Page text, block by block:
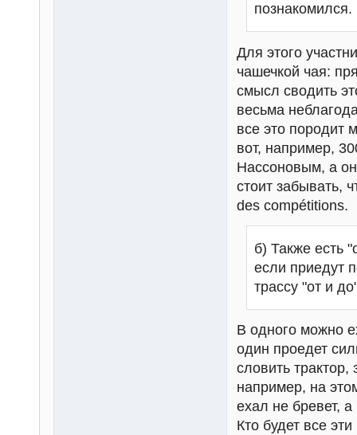
познакомился.
Для этого
чашечкой чая:
смысл сводить
весьма
все это породит
вот, например,
Нассоновым, а
стоит забывать,
des compétitions.
б) Также есть
если приедут
трассу "от и
В одного можно
один проедет
словить
например, на
ехал не бревет,
Кто будет все